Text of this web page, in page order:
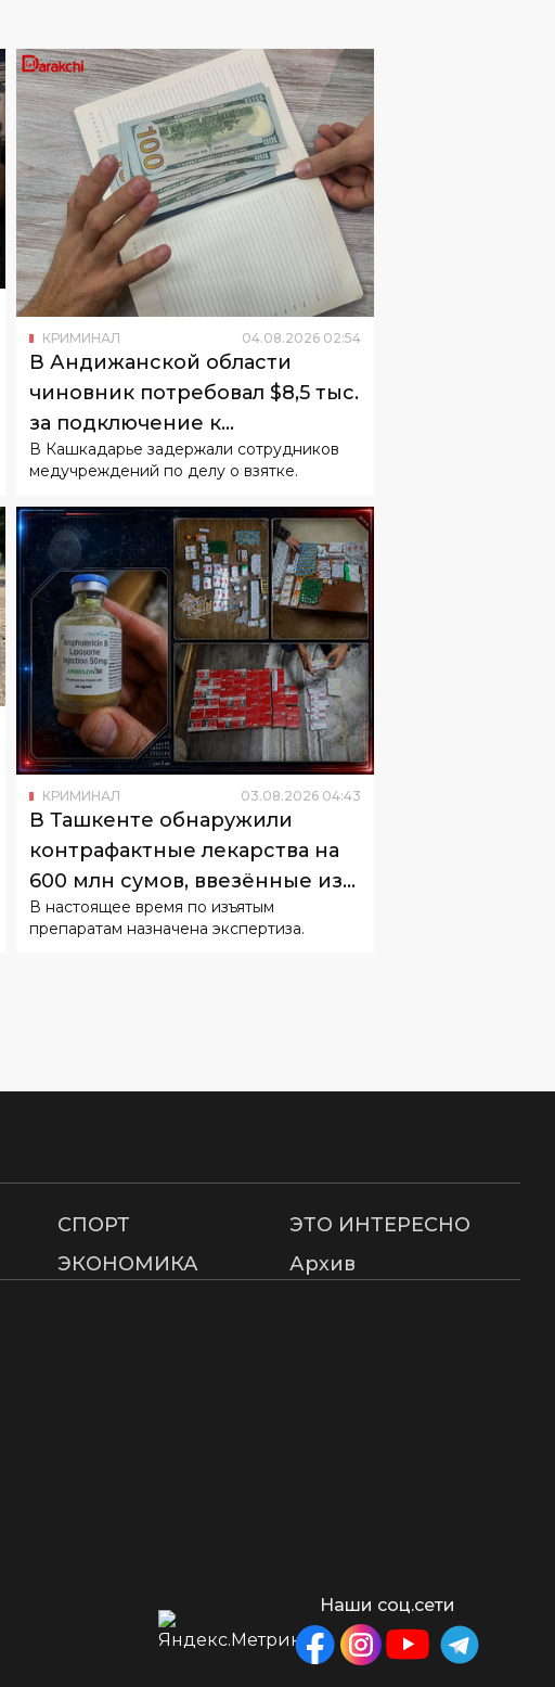
КРИМИНАЛ 2026 54
В Андижанской области
чиновник потребовал $8,5 тыс.
за подключение к
канализации
В Кашкадарье задержали сотрудников
медучреждений по делу о взятке.
КРИМИНАЛ 03.08.2026 04:43
В Ташкенте обнаружили
контрафактные лекарства на
600 млн сумов, ввезённые из
России
В настоящее время по изъятым
препаратам назначена экспертиза.
СПОРТ
ЭТО ИНТЕРЕСНО
ЭКОНОМИКА Архив
Наши соц.сети